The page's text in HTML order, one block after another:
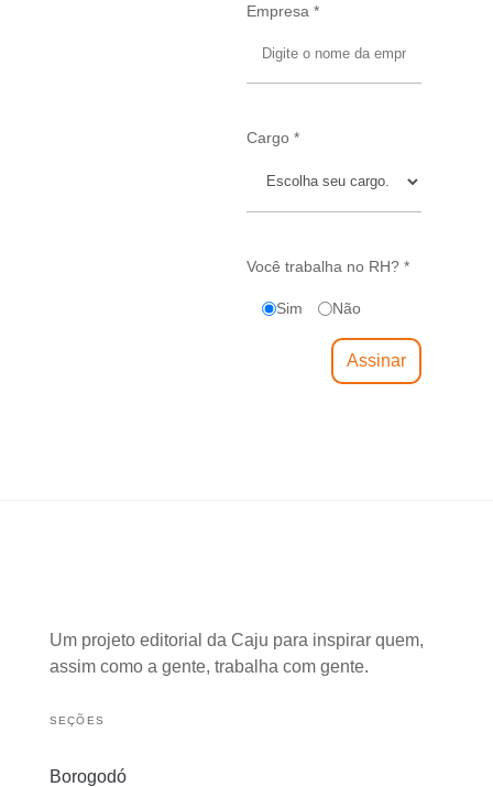
Empresa *
Cargo *
Você trabalha no RH? *
Sim Não
Um projeto editorial da Caju para inspirar quem,
assim como a gente, trabalha com gente.
SEÇÕES
Borogodó